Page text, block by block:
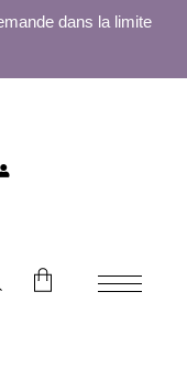
dans la limite